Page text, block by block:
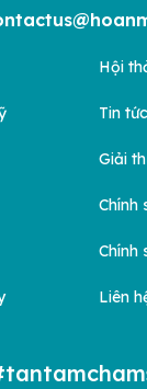
Hội
Tin tức
Giải
Chính
Chính
Liên